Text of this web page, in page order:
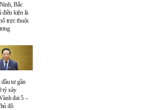
Bắc
điều kiện là
trực thuộc
tư gần
tỷ xây
đai 5 –
đô